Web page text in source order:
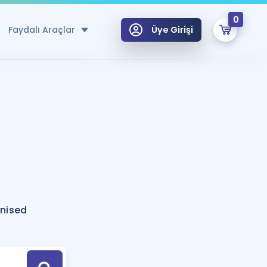
Faydalı Araçlar
Hesaplama Aracı
için Öneriler
Tek Takvimde
Üye Girişi
0
Hoca ile seni sınava hazırlayacak onlarca eğitim seni bekliyor!